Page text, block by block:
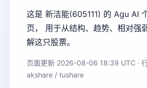
这是 新洁能(605111) 的 Agu AI
页， 用于从结构、趋势、相对强
解这只股票。
页面更新 2026-08-06 18:39 UTC · 行
akshare / tushare